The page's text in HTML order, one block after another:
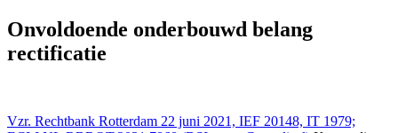
ECLI:NL:RBROT:2021:7868 (BSI tegen Comedical),
https://redactie-delex.cshark.nl/artikelen/onvoldoende-onderbouwd-
belang-rectificatie
Onvoldoende onderbouwd belang
rectificatie
Vzr. Rechtbank Rotterdam 22 juni 2021, IEF 20148, IT 1979;